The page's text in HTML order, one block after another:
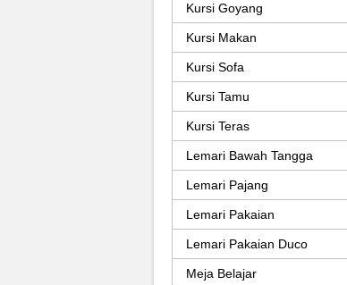
Kursi Goyang
Kursi Makan
Kursi Sofa
Kursi Tamu
Kursi Teras
Lemari Bawah Tangga
Lemari Pajang
Lemari Pakaian
Lemari Pakaian Duco
Meja Belajar